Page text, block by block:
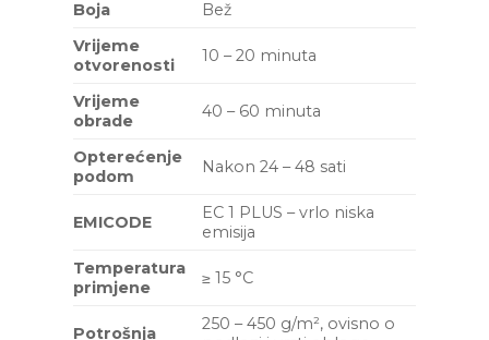
Boja
Bež
Vrijeme
otvorenosti
10 – 20 minuta
Vrijeme
obrade
40 – 60 minuta
Opterećenje
podom
Nakon 24 – 48 sati
EMICODE
EC 1 PLUS – vrlo niska
emisija
Temperatura
primjene
≥ 15 °C
Potrošnja
250 – 450 g/m², ovisno o